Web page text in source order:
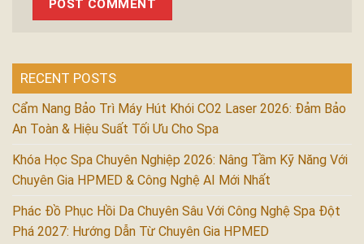
RECENT POSTS
Cẩm Nang Bảo Trì Máy Hút Khói CO2 Laser 2026: Đảm Bảo
An Toàn & Hiệu Suất Tối Ưu Cho Spa
Khóa Học Spa Chuyên Nghiệp 2026: Nâng Tầm Kỹ Năng Với
Chuyên Gia HPMED & Công Nghệ AI Mới Nhất
Phác Đồ Phục Hồi Da Chuyên Sâu Với Công Nghệ Spa Đột
Phá 2027: Hướng Dẫn Từ Chuyên Gia HPMED